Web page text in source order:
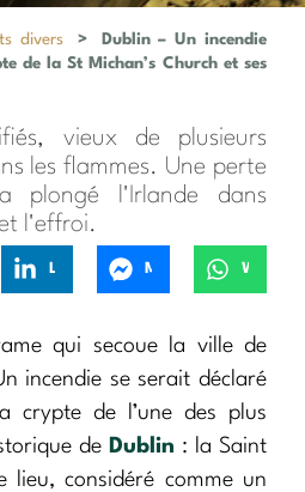
divers >
Dublin – Un incendie
de la St Michan’s Church et ses
vieux de plusieurs
les flammes. Une perte
plongé l'Irlande dans
l'effroi.
qui secoue la ville de
incendie se serait déclaré
crypte de l’une des plus
de Dublin : la Saint
lieu, considéré comme un